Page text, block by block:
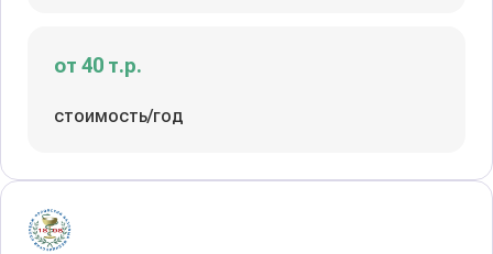
от 40 т.р.
стоимость/год